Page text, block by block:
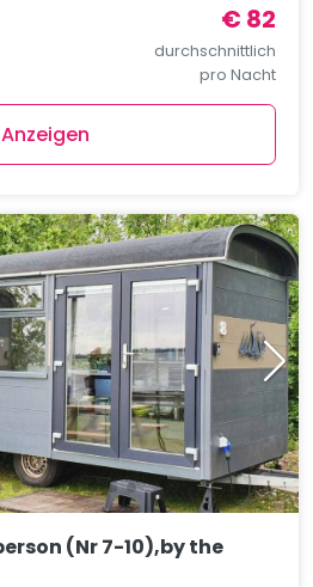
€ 82
durchschnittlich
pro Nacht
Anzeigen
(Nr 7-10),by the